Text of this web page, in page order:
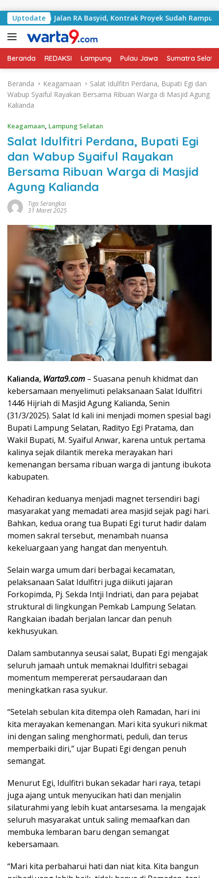
Uptodate
Jalan RA Basyid, Kontrak Proyek Sudah Rampung
Beranda REDAKSI Lampung Pulau Jawa Sumatra
Beranda Keagamaan
Salat Idulfitri Perdana, Bupati Egi dan
Wabup Syaiful Rayakan Bersama Ribuan Warga di Masjid Agung
Kalianda
Keagamaan, Lampung Selatan
Salat Idulfitri Perdana, Bupati Egi
dan Wabup Syaiful Rayakan
Bersama Ribuan Warga di Masjid
Agung Kalianda
Tiga Serangkai
31 Maret 2025
Kalianda, Warta9.com – Suasana penuh khidmat dan
kebersamaan menyelimuti pelaksanaan Salat Idulfitri
1446 Hijriah di Masjid Agung Kalianda, Senin
(31/3/2025). Salat Id kali ini menjadi momen spesial bagi
Bupati Lampung Selatan, Radityo Egi Pratama, dan
Wakil Bupati, M. Syaiful Anwar, karena untuk pertama
kalinya sejak dilantik mereka merayakan hari
kemenangan bersama ribuan warga di jantung ibukota
kabupaten.
Kehadiran keduanya menjadi magnet tersendiri bagi
masyarakat yang memadati area masjid sejak pagi hari.
Bahkan, kedua orang tua Bupati Egi turut hadir dalam
momen sakral tersebut, menambah nuansa
kekeluargaan yang hangat dan menyentuh.
Selain warga umum dari berbagai kecamatan,
pelaksanaan Salat Idulfitri juga diikuti jajaran
Forkopimda, Pj. Sekda Intji Indriati, dan para pejabat
struktural di lingkungan Pemkab Lampung Selatan.
Rangkaian ibadah berjalan lancar dan penuh
kekhusyukan.
Dalam sambutannya seusai salat, Bupati Egi mengajak
seluruh jamaah untuk memaknai Idulfitri sebagai
momentum mempererat persaudaraan dan
meningkatkan rasa syukur.
“Setelah sebulan kita ditempa oleh Ramadan, hari ini
kita merayakan kemenangan. Mari kita syukuri nikmat
ini dengan saling menghormati, peduli, dan terus
memperbaiki diri,” ujar Bupati Egi dengan penuh
semangat.
Menurut Egi, Idulfitri bukan sekadar hari raya, tetapi
juga ajang untuk menyucikan hati dan menjalin
silaturahmi yang lebih kuat antarsesama. Ia mengajak
seluruh masyarakat untuk saling memaafkan dan
membuka lembaran baru dengan semangat
kebersamaan.
“Mari kita perbaharui hati dan niat kita. Kita bangun